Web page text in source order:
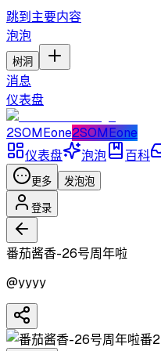
跳到主要内容
泡泡
树洞
消息
仪表盘
2SOMEone2SOMEone
仪表盘
泡泡 百科
更多 发泡泡
登录
番茄酱香-26号周年啦
@yyyy
番2